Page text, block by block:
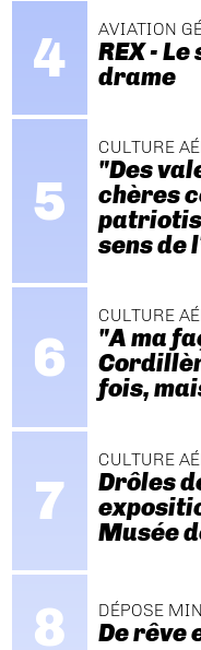
AVIATION
REX -
drame
CULTURE
"Des
chères
sens de
CULTURE
"A ma
fois,
CULTURE
Drôles
Musée
DÉPOSE
De rêve